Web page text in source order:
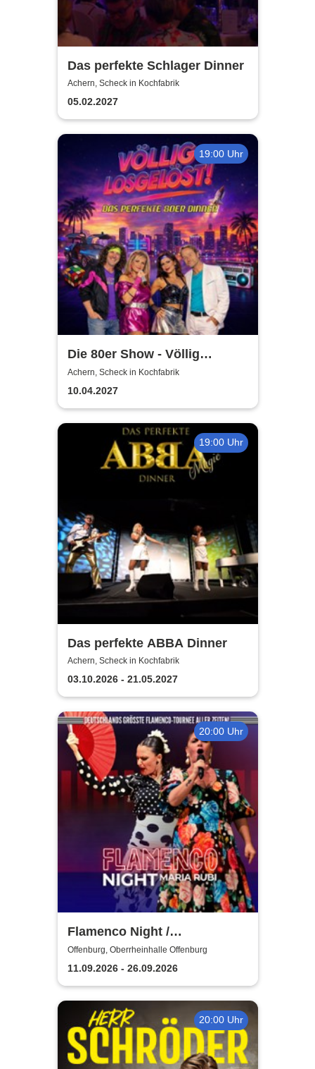
Das perfekte Schlager Dinner
Achern, Scheck in Kochfabrik
05.02.2027
19:00 Uhr
Die 80er Show - Völlig
losgelöst - Hymnen deines
Lebens
Achern, Scheck in Kochfabrik
10.04.2027
19:00 Uhr
Das perfekte ABBA Dinner
Achern, Scheck in Kochfabrik
03.10.2026 - 21.05.2027
20:00 Uhr
Flamenco Night /
Flamencomanía Tour 26/27 -
Deutschlands größte
Flamenco-Tournee
Offenburg, Oberrheinhalle Offenburg
11.09.2026 - 26.09.2026
20:00 Uhr